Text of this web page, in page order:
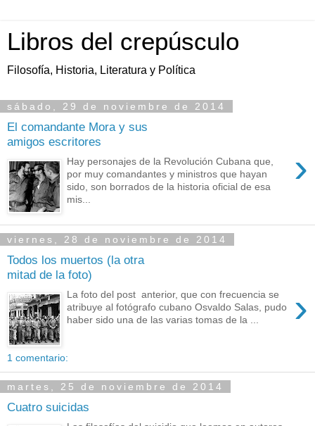
Libros del crepúsculo
Filosofía, Historia, Literatura y Política
sábado, 29 de noviembre de 2014
El comandante Mora y sus
amigos escritores
›
Hay personajes de la Revolución Cubana que,
por muy comandantes y ministros que hayan
sido, son borrados de la historia oficial de esa
mis...
viernes, 28 de noviembre de 2014
Todos los muertos (la otra
mitad de la foto)
›
La foto del post anterior, que con frecuencia se
atribuye al fotógrafo cubano Osvaldo Salas, pudo
haber sido una de las varias tomas de la ...
1 comentario:
martes, 25 de noviembre de 2014
Cuatro suicidas